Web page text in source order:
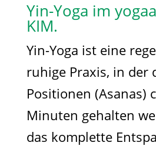
Yin-Yoga im
KIM.
Yin-Yoga ist eine
ruhige Praxis, in der
Positionen (Asanas)
Minuten gehalten
das komplette